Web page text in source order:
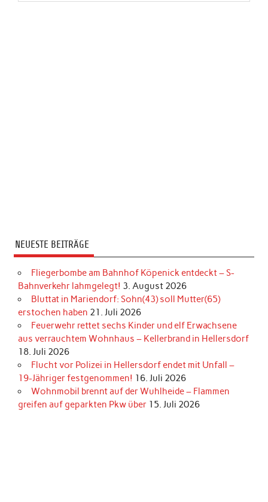
NEUESTE BEITRÄGE
Fliegerbombe am Bahnhof Köpenick entdeckt – S-
Bahnverkehr lahmgelegt! 3. August 2026
Bluttat in Mariendorf: Sohn(43) soll Mutter(65)
erstochen haben 21. Juli 2026
Feuerwehr rettet sechs Kinder und elf Erwachsene
aus verrauchtem Wohnhaus – Kellerbrand in Hellersdorf
18. Juli 2026
Flucht vor Polizei in Hellersdorf endet mit Unfall –
19-Jähriger festgenommen! 16. Juli 2026
Wohnmobil brennt auf der Wuhlheide – Flammen
greifen auf geparkten Pkw über 15. Juli 2026